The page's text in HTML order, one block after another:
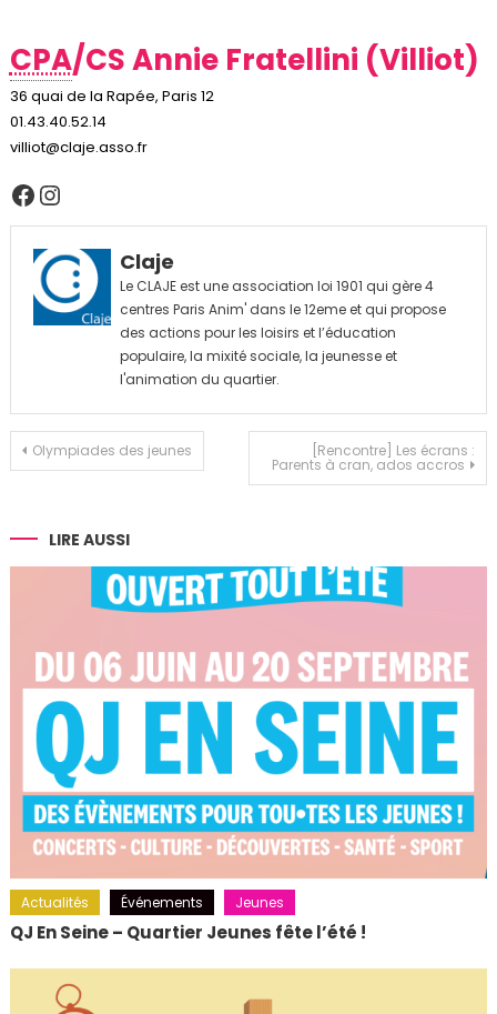
CPA/CS Annie Fratellini (Villiot)
36 quai de la Rapée, Paris 12
01.43.40.52.14
villiot@claje.asso.fr
Facebook
Instagram
Claje
Le CLAJE est une association loi 1901 qui gère 4
centres Paris Anim' dans le 12eme et qui propose
des actions pour les loisirs et l’éducation
populaire, la mixité sociale, la jeunesse et
l'animation du quartier.
Navigation
l’article
Olympiades des jeunes [Rencontre] Les écrans :
Parents à cran, ados accros
LIRE AUSSI
Actualités Événements Jeunes
QJ En Seine – Quartier Jeunes fête l’été !